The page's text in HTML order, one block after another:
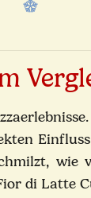
di Latte